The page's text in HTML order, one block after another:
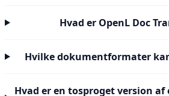
Hvad er OpenL Doc
Hvilke dokumentformater
Hvad er en tosproget version af